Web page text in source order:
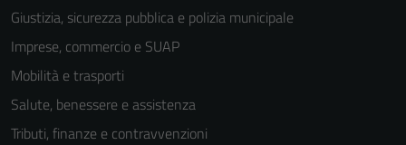
Giustizia, sicurezza pubblica e polizia municipale
Imprese, commercio e SUAP
Mobilità e trasporti
Salute, benessere e assistenza
Tributi, finanze e contravvenzioni